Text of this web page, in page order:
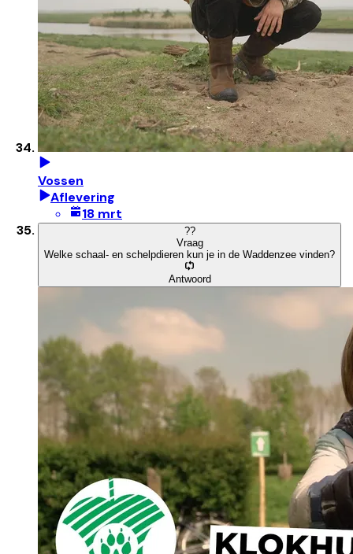
Vossen
Aflevering
18 mrt
??
Vraag
Welke schaal- en schelpdieren kun je in de Waddenzee vinden?
Antwoord